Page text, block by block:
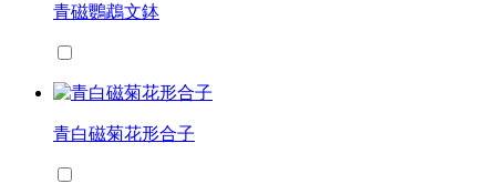
青磁鸚鵡文鉢
青白磁菊花形合子